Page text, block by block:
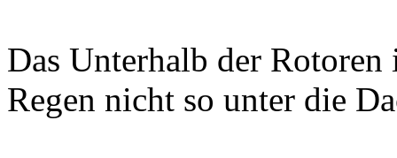
Das Unterhalb der
Regen nicht so unter die